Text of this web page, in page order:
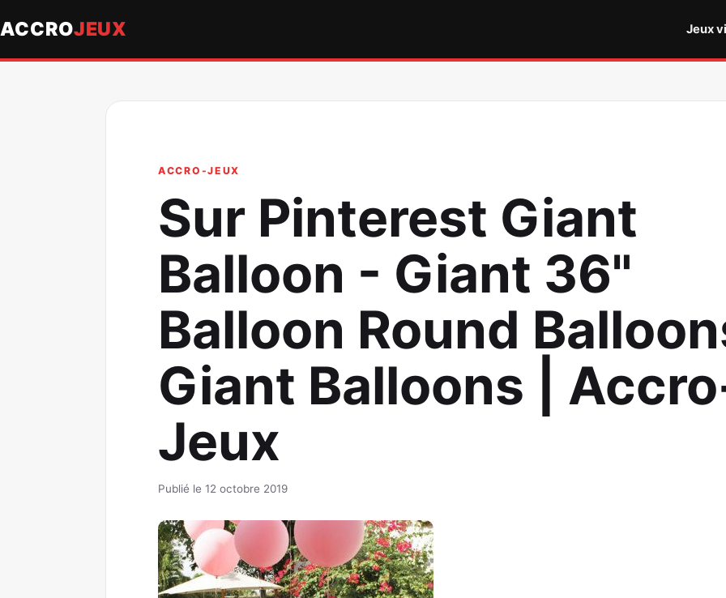
ACCROJEUX Jeux
ACCRO-JEUX
Sur Pinterest Giant
Balloon - Giant 36"
Balloon Round
Giant Balloons |
Jeux
Publié le 12 octobre 2019